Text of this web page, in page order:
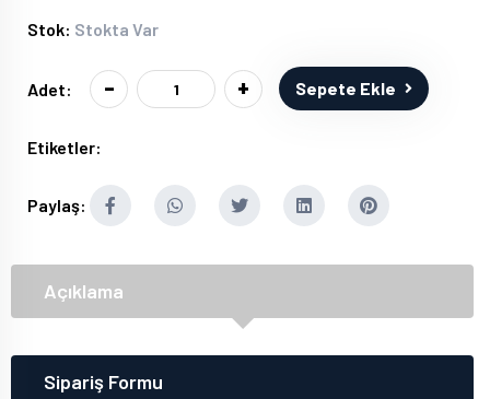
Stok: Stokta Var
Adet: - + Sepete Ekle
Etiketler:
Paylaş:
Açıklama
Sipariş Formu